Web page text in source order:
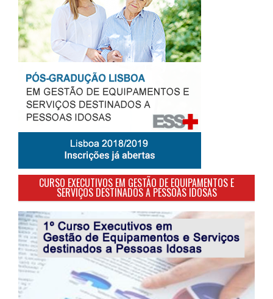
CURSO EXECUTIVOS EM GESTÃO DE EQUIPAMENTOS E
SERVIÇOS DESTINADOS A PESSOAS IDOSAS